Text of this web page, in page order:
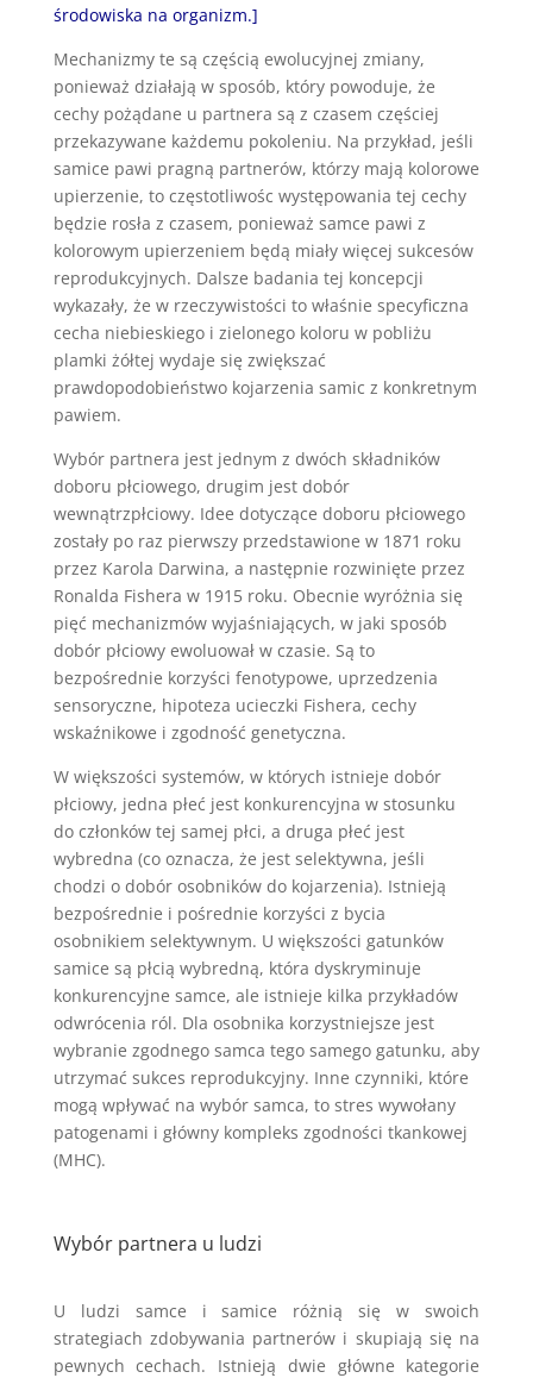
środowiska na organizm.]
Mechanizmy te są częścią ewolucyjnej zmiany,
ponieważ działają w sposób, który powoduje, że
cechy pożądane u partnera są z czasem częściej
przekazywane każdemu pokoleniu. Na przykład, jeśli
samice pawi pragną partnerów, którzy mają kolorowe
upierzenie, to częstotliwośc występowania tej cechy
będzie rosła z czasem, ponieważ samce pawi z
kolorowym upierzeniem będą miały więcej sukcesów
reprodukcyjnych. Dalsze badania tej koncepcji
wykazały, że w rzeczywistości to właśnie specyficzna
cecha niebieskiego i zielonego koloru w pobliżu
plamki żółtej wydaje się zwiększać
prawdopodobieństwo kojarzenia samic z konkretnym
pawiem.
Wybór partnera jest jednym z dwóch składników
doboru płciowego, drugim jest dobór
wewnątrzpłciowy. Idee dotyczące doboru płciowego
zostały po raz pierwszy przedstawione w 1871 roku
przez Karola Darwina, a następnie rozwinięte przez
Ronalda Fishera w 1915 roku. Obecnie wyróżnia się
pięć mechanizmów wyjaśniających, w jaki sposób
dobór płciowy ewoluował w czasie. Są to
bezpośrednie korzyści fenotypowe, uprzedzenia
sensoryczne, hipoteza ucieczki Fishera, cechy
wskaźnikowe i zgodność genetyczna.
W większości systemów, w których istnieje dobór
płciowy, jedna płeć jest konkurencyjna w stosunku
do członków tej samej płci, a druga płeć jest
wybredna (co oznacza, że jest selektywna, jeśli
chodzi o dobór osobników do kojarzenia). Istnieją
bezpośrednie i pośrednie korzyści z bycia
osobnikiem selektywnym. U większości gatunków
samice są płcią wybredną, która dyskryminuje
konkurencyjne samce, ale istnieje kilka przykładów
odwrócenia ról. Dla osobnika korzystniejsze jest
wybranie zgodnego samca tego samego gatunku, aby
utrzymać sukces reprodukcyjny. Inne czynniki, które
mogą wpływać na wybór samca, to stres wywołany
patogenami i główny kompleks zgodności tkankowej
(MHC).
Wybór partnera u ludzi
U ludzi samce i samice różnią się w swoich
strategiach zdobywania partnerów i skupiają się na
pewnych cechach. Istnieją dwie główne kategorie